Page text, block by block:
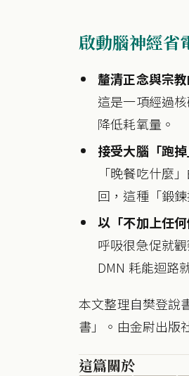
啟動腦神經省
釐清正念與宗
這是一項經過
降低耗氧量。
接受大腦「跑
「晚餐吃什麼
回，這種「鍛
以「不加上任
呼吸很急促就
DMN 耗能迴路
本文整理自樊登說
書」。由金尉出版
這篇關於